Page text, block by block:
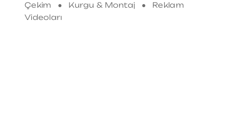
Çekim ● Kurgu & Montaj ● Reklam
Videoları